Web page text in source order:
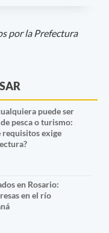
por la Prefectura
puede ser
pesca o turismo:
requisitos exige
en Rosario:
en el río